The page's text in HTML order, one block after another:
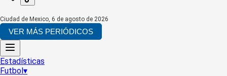
Ciudad de Mexico, 6 de agosto de 2026
VER MÁS PERIÓDICOS
Estadísticas
Futbol▾